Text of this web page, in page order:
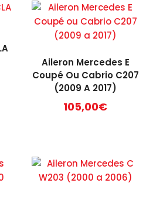
Aileron Mercedes E
Coupé Ou Cabrio C207
(2009 A 2017)
105,00€